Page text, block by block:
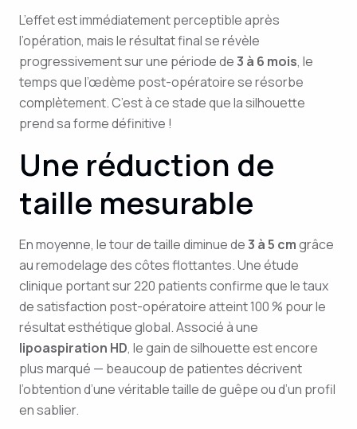
L’effet est immédiatement perceptible après
l’opération, mais le résultat final se révèle
progressivement sur une période de3 à 6 mois, le
temps que l’œdème post-opératoire se résorbe
complètement. C’est à ce stade que la silhouette
prend sa forme définitive !
Une réduction de
taille mesurable
En moyenne, le tour de taille diminue de3 à 5 cmgrâce
au remodelage des côtes flottantes. Une étude
clinique portant sur 220 patients confirme que le taux
de satisfaction post-opératoire atteint 100 % pour le
résultat esthétique global. Associé à une
lipoaspiration HD, le gain de silhouette est encore
plus marqué — beaucoup de patientes décrivent
l’obtention d’une véritable taille de guêpe ou d’un profil
en sablier.